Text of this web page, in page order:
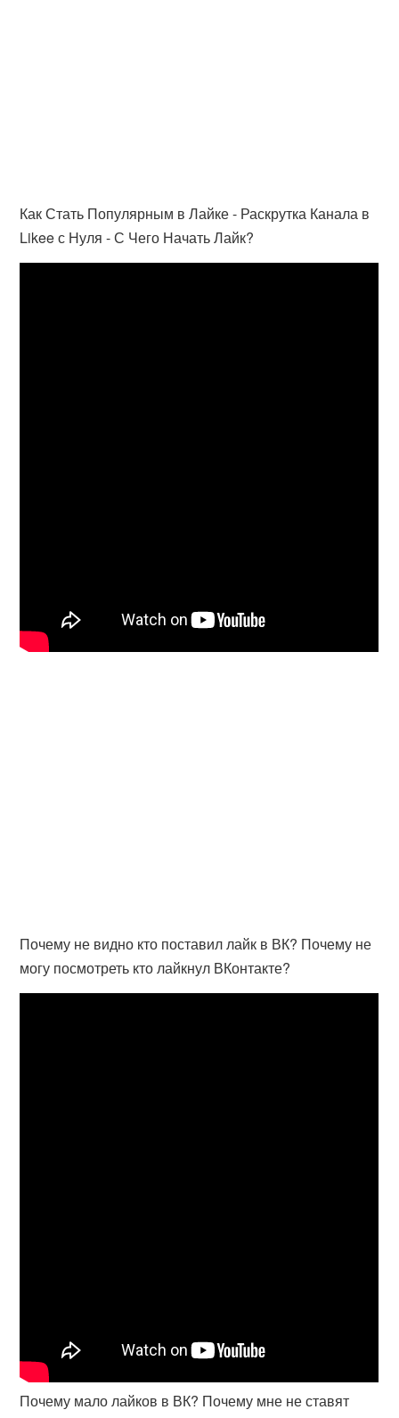
Как Стать Популярным в Лайке - Раскрутка Канала в
Likee с Нуля - С Чего Начать Лайк?
Почему не видно кто поставил лайк в ВК? Почему не
могу посмотреть кто лайкнул ВКонтакте?
Почему мало лайков в ВК? Почему мне не ставят